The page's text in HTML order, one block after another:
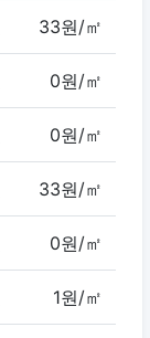
33원/㎡
0원/㎡
0원/㎡
33원/㎡
0원/㎡
1원/㎡